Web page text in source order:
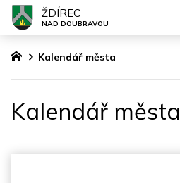
Kalendář města
Kalendář města
ŽDÍREC
NAD DOUBRAVOU